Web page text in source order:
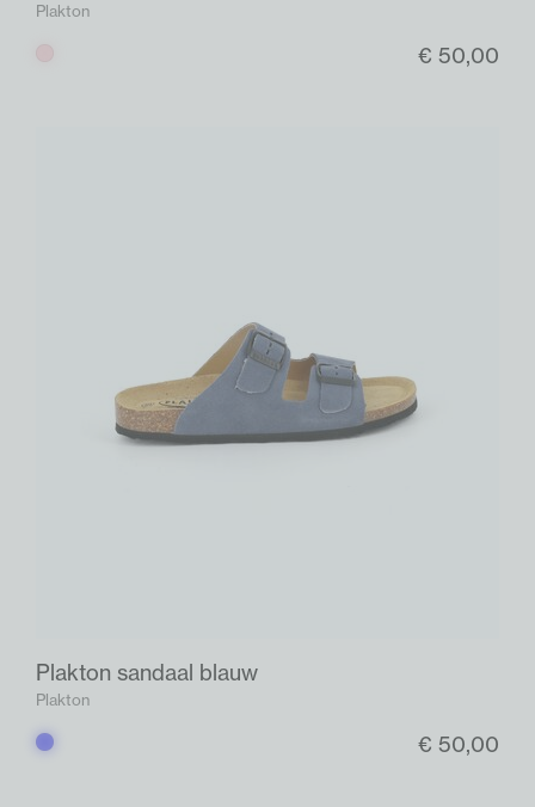
Plakton
€ 50,00
Plakton sandaal blauw
Plakton
Blauw € 50,00